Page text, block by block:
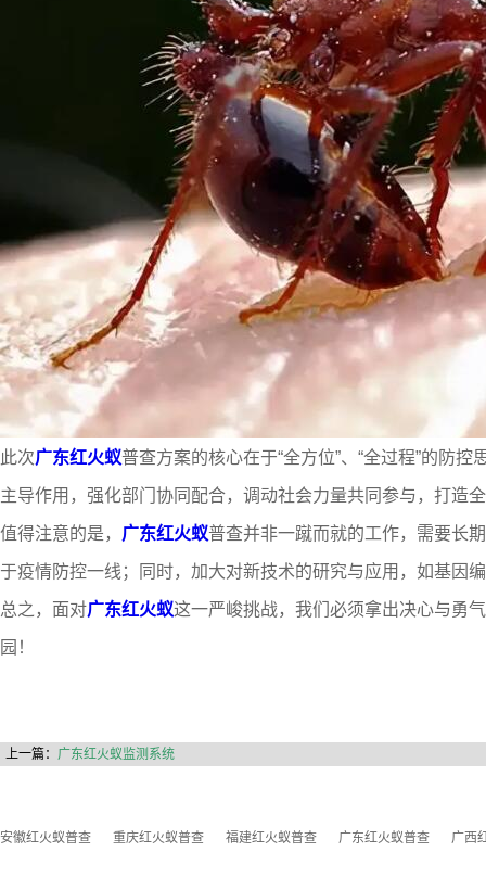
此次广东红火蚁普查方案的核心在于“全方位”、“全过程”的防
主导作用，强化部门协同配合，调动社会力量共同参与，打造
值得注意的是， 广东红火蚁普查并非一蹴而就的工作，需要长
于疫情防控一线；同时，加大对新技术的研究与应用，如基因
总之，面对广东红火蚁这一严峻挑战，我们必须拿出决心与勇
园！
上一篇： 广东红火蚁监测系统
安徽红火蚁普查 重庆红火蚁普查 福建红火蚁普查 广东红火蚁普查 广西